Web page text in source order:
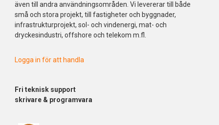
även till andra användningsområden. Vi levererar till både
små och stora projekt, till fastigheter och byggnader,
infrastrukturprojekt, sol- och vindenergi, mat- och
dryckesindustri, offshore och telekom m.fl.
Logga in för att handla
Fri teknisk support
skrivare & programvara